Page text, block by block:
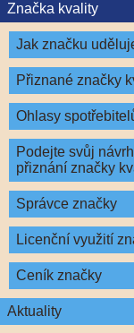
Značka kvality
Jak značku
Přiznané značky
Ohlasy
Podejte svůj
přiznání značky
Správce značky
Licenční využití
Ceník značky
Aktuality